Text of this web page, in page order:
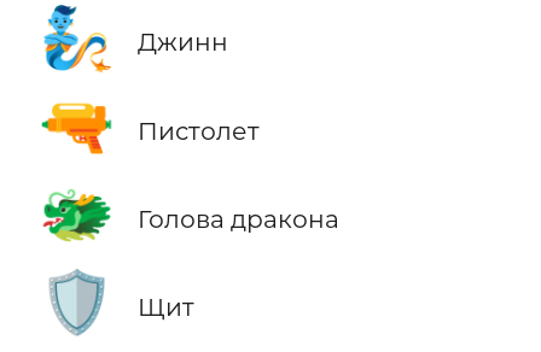
🧞 Джинн
🔫 Пистолет
🐲 Голова дракона
🛡️ Щит